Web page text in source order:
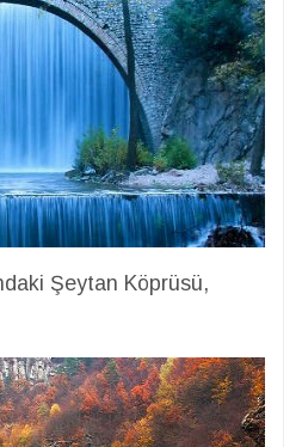
Şeytan Köprüsü,